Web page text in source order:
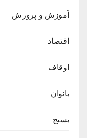
آموزش و پرورش
اقتصاد
اوقاف
بانوان
بسیج